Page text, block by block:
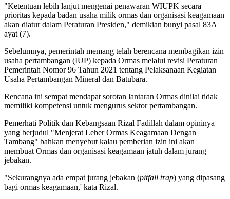
"Ketentuan lebih lanjut mengenai penawaran WIUPK secara
prioritas kepada badan usaha milik ormas dan organisasi keagamaan
akan diatur dalam Peraturan Presiden," demikian bunyi pasal 83A
ayat (7).
Sebelumnya, pemerintah memang telah berencana membagikan izin
usaha pertambangan (IUP) kepada Ormas melalui revisi Peraturan
Pemerintah Nomor 96 Tahun 2021 tentang Pelaksanaan Kegiatan
Usaha Pertambangan Mineral dan Batubara.
Rencana ini sempat mendapat sorotan lantaran Ormas dinilai tidak
memiliki kompetensi untuk mengurus sektor pertambangan.
Pemerhati Politik dan Kebangsaan Rizal Fadillah dalam opininya
yang berjudul "Menjerat Leher Ormas Keagamaan Dengan
Tambang" bahkan menyebut kalau pemberian izin ini akan
membuat Ormas dan organisasi keagamaan jatuh dalam jurang
jebakan.
"Sekurangnya ada empat jurang jebakan (pitfall trap) yang dipasang
bagi ormas keagamaan,' kata Rizal.